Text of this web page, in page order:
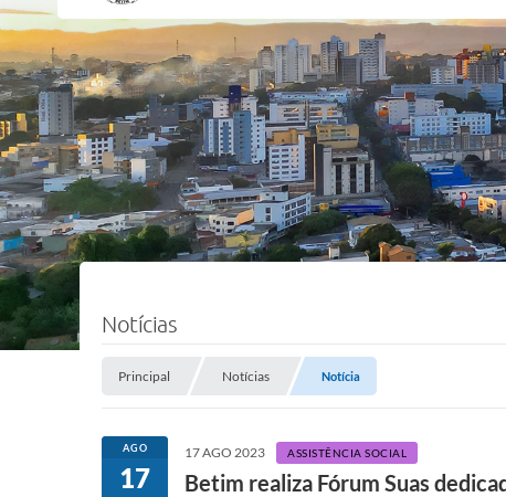
Notícias
Principal Notícias Notícia
AGO
17
17 AGO 2023 ASSISTÊNCIA SOCIAL
Betim realiza Fórum Suas